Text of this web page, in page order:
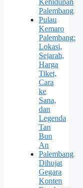
Kehidupan
Palembang
Pulau
Kemaro
Palembang:
Lokasi,
Sejarah,
Harga
Tiket,
Cara
ke
Sana,
dan
Legenda
Tan
Bun
An
Palembang
Dihujat
Gegara
Konten